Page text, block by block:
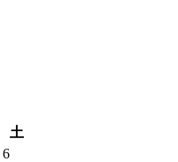
土
6